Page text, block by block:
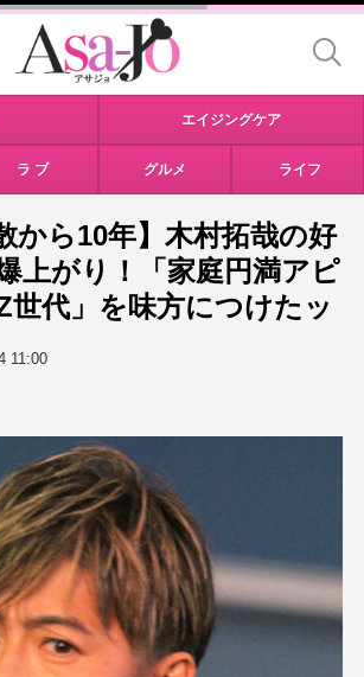
エイジングケア
ラ ブ グルメ ライフ
から10年】木村拓哉の好
上がり！「家庭円満アピ
世代」を味方につけたッ
11:00